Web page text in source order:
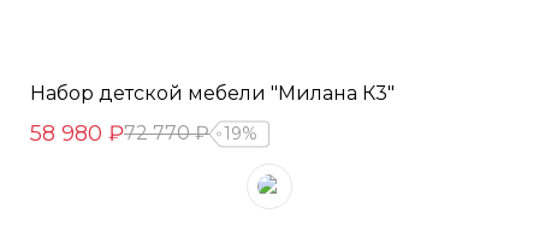
Набор детской мебели "Милана К3"
58 980 ₽72 770 ₽ 19%